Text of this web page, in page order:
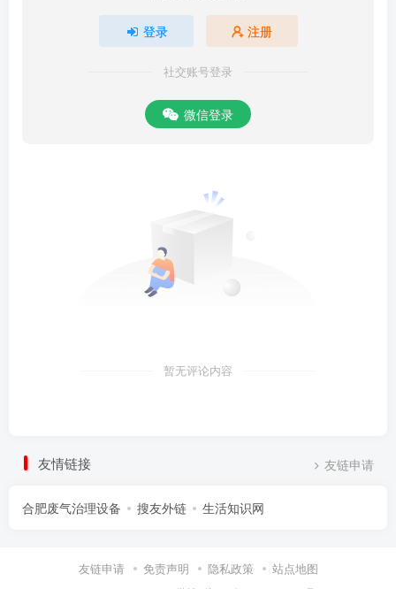
登录 注册
社交账号登录
微信登录
暂无评论内容
友情链接 友链申请
合肥废气治理设备 搜友外链 生活知识网
友链申请 免责声明 隐私政策 站点地图